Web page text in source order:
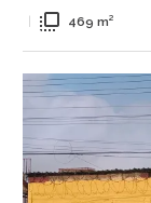
flip_to_front 469 m²